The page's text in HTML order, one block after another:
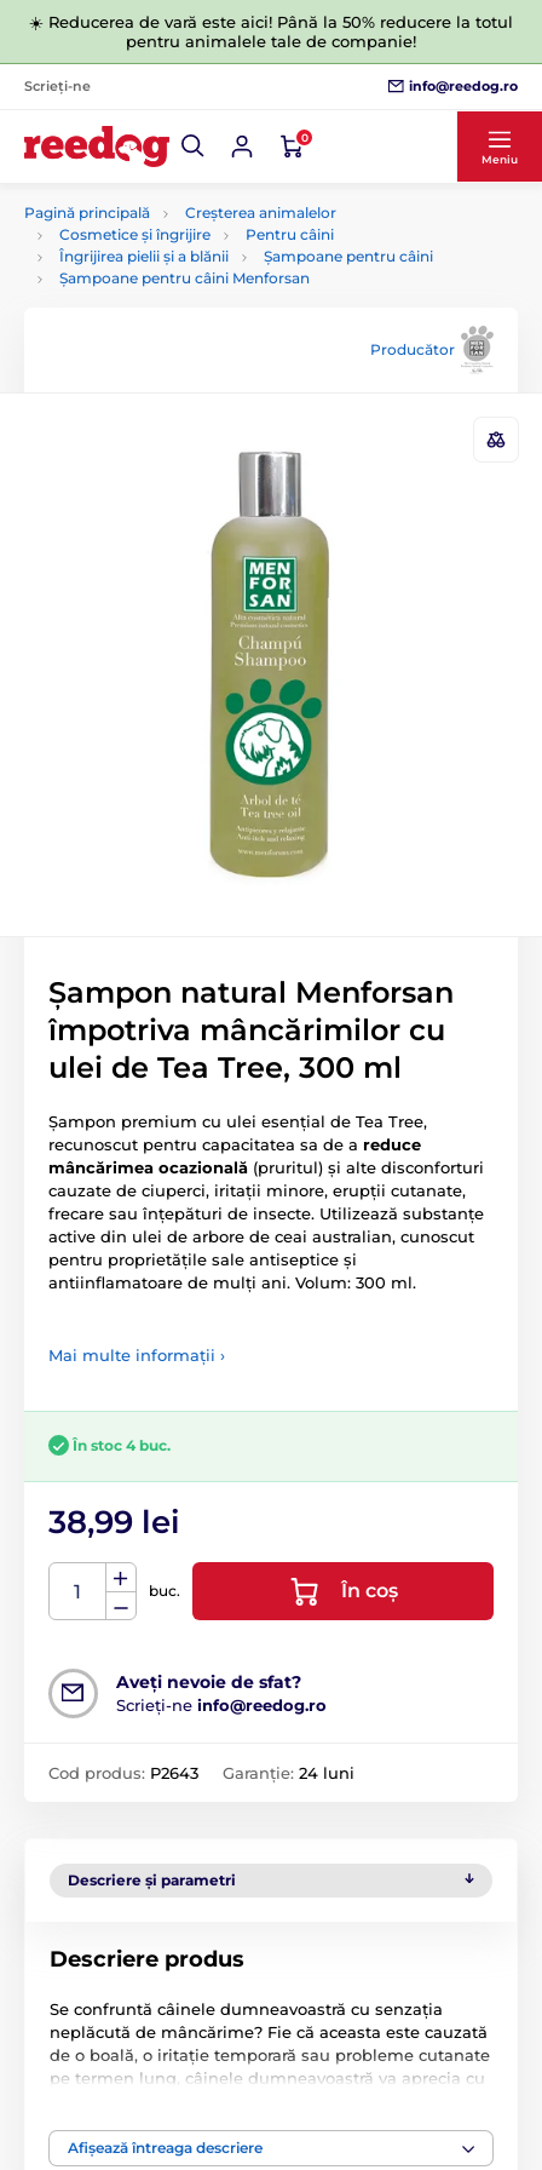
☀️ Reducerea de vară este aici! Până la 50% reducere la totul
pentru animalele tale de companie!
Scrieți-ne info@reedog.ro
0
Meniu
Pagină principală
Creșterea animalelor
Cosmetice și îngrijire
Pentru câini
Îngrijirea pielii și a blănii
Șampoane pentru câini
Șampoane pentru câini Menforsan
Producător
Șampon natural Menforsan
împotriva mâncărimilor cu
ulei de Tea Tree, 300 ml
Șampon premium cu ulei esențial de Tea Tree,
recunoscut pentru capacitatea sa de a reduce
mâncărimea ocazională (pruritul) și alte disconforturi
cauzate de ciuperci, iritații minore, erupții cutanate,
frecare sau înțepături de insecte. Utilizează substanțe
active din ulei de arbore de ceai australian, cunoscut
pentru proprietățile sale antiseptice și
antiinflamatoare de mulți ani. Volum: 300 ml.
Mai multe informații ›
În stoc 4 buc.
38,99 lei
buc. În coș
Aveți nevoie de sfat?
Scrieți-ne info@reedog.ro
Cod produs: P2643 Garanție: 24 luni
Descriere și parametri
Descriere produs
Se confruntă câinele dumneavoastră cu senzația
neplăcută de mâncărime? Fie că aceasta este cauzată
de o boală, o iritație temporară sau probleme cutanate
pe termen lung, câinele dumneavoastră va aprecia cu
iritații, erupții, răni sau înțepături de insecte, iar
Afișează întreaga descriere